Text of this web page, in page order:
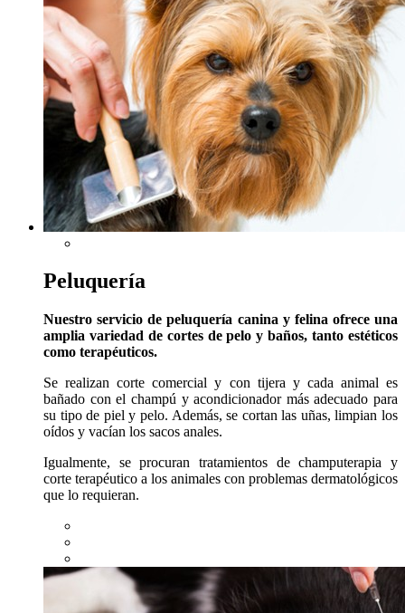
Peluquería
Nuestro servicio de peluquería canina y felina ofrece una
amplia variedad de cortes de pelo y baños, tanto estéticos
como terapéuticos.
Se realizan corte comercial y con tijera y cada animal es
bañado con el champú y acondicionador más adecuado para
su tipo de piel y pelo. Además, se cortan las uñas, limpian los
oídos y vacían los sacos anales.
Igualmente, se procuran tratamientos de champuterapia y
corte terapéutico a los animales con problemas dermatológicos
que lo requieran.